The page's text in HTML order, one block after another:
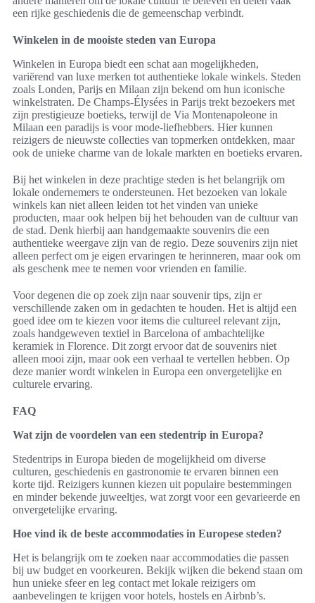
een rijke geschiedenis die de gemeenschap verbindt.
Winkelen in de mooiste steden van Europa
Winkelen in Europa biedt een schat aan mogelijkheden,
variërend van luxe merken tot authentieke lokale winkels. Steden
zoals Londen, Parijs en Milaan zijn bekend om hun iconische
winkelstraten. De Champs-Élysées in Parijs trekt bezoekers met
zijn prestigieuze boetieks, terwijl de Via Montenapoleone in
Milaan een paradijs is voor mode-liefhebbers. Hier kunnen
reizigers de nieuwste collecties van topmerken ontdekken, maar
ook de unieke charme van de lokale markten en boetieks ervaren.
Bij het winkelen in deze prachtige steden is het belangrijk om
lokale ondernemers te ondersteunen. Het bezoeken van lokale
winkels kan niet alleen leiden tot het vinden van unieke
producten, maar ook helpen bij het behouden van de cultuur van
de stad. Denk hierbij aan handgemaakte souvenirs die een
authentieke weergave zijn van de regio. Deze souvenirs zijn niet
alleen perfect om je eigen ervaringen te herinneren, maar ook om
als geschenk mee te nemen voor vrienden en familie.
Voor degenen die op zoek zijn naar souvenir tips, zijn er
verschillende zaken om in gedachten te houden. Het is altijd een
goed idee om te kiezen voor items die cultureel relevant zijn,
zoals handgeweven textiel in Barcelona of ambachtelijke
keramiek in Florence. Dit zorgt ervoor dat de souvenirs niet
alleen mooi zijn, maar ook een verhaal te vertellen hebben. Op
deze manier wordt winkelen in Europa een onvergetelijke en
culturele ervaring.
FAQ
Wat zijn de voordelen van een stedentrip in Europa?
Stedentrips in Europa bieden de mogelijkheid om diverse
culturen, geschiedenis en gastronomie te ervaren binnen een
korte tijd. Reizigers kunnen kiezen uit populaire bestemmingen
en minder bekende juweeltjes, wat zorgt voor een gevarieerde en
onvergetelijke ervaring.
Hoe vind ik de beste accommodaties in Europese steden?
Het is belangrijk om te zoeken naar accommodaties die passen
bij uw budget en voorkeuren. Bekijk wijken die bekend staan om
hun unieke sfeer en leg contact met lokale reizigers om
aanbevelingen te krijgen voor hotels, hostels en Airbnb’s.